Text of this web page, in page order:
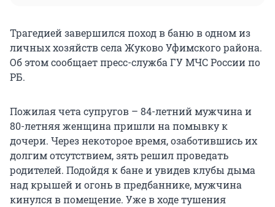
Трагедией завершился поход в баню в одном из
личных хозяйств села Жуково Уфимского района.
Об этом сообщает пресс-служба ГУ МЧС России по
РБ.
Пожилая чета супругов – 84-летний мужчина и
80-летняя женщина пришли на помывку к
дочери. Через некоторое время, озаботившись их
долгим отсутствием, зять решил проведать
родителей. Подойдя к бане и увидев клубы дыма
над крышей и огонь в предбаннике, мужчина
кинулся в помещение. Уже в ходе тушения